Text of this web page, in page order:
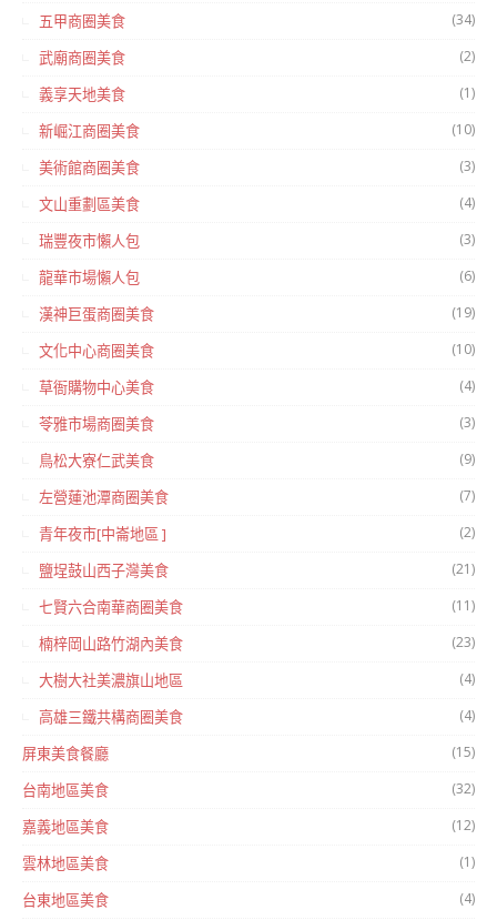
五甲商圈美食 (34)
武廟商圈美食 (2)
義享天地美食 (1)
新崛江商圈美食 (10)
美術館商圈美食 (3)
文山重劃區美食 (4)
瑞豐夜市懶人包 (3)
龍華市場懶人包 (6)
漢神巨蛋商圈美食 (19)
文化中心商圈美食 (10)
草衙購物中心美食 (4)
苓雅市場商圈美食 (3)
鳥松大寮仁武美食 (9)
左營蓮池潭商圈美食 (7)
青年夜市[中崙地區 ] (2)
鹽埕鼓山西子灣美食 (21)
七賢六合南華商圈美食 (11)
楠梓岡山路竹湖內美食 (23)
大樹大社美濃旗山地區 (4)
高雄三鐵共構商圈美食 (4)
屏東美食餐廳 (15)
台南地區美食 (32)
嘉義地區美食 (12)
雲林地區美食 (1)
台東地區美食 (4)